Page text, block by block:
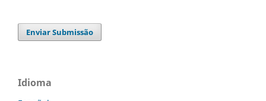
Enviar Submissão
Idioma